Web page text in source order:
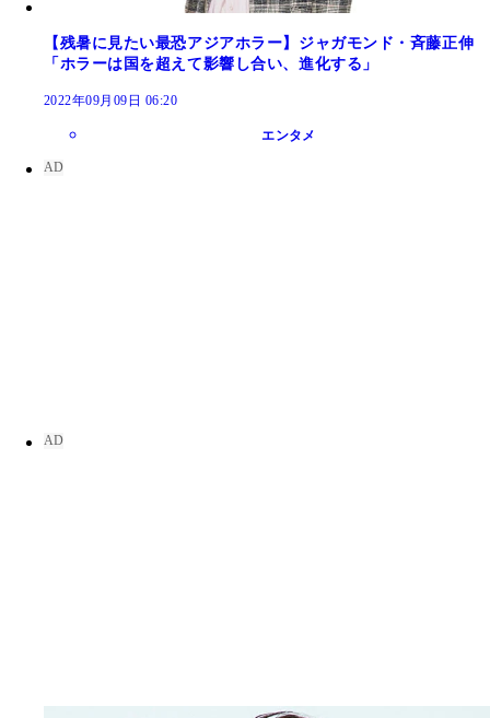
【残暑に見たい最恐アジアホラー】ジャガモンド・斉藤正伸
「ホラーは国を超えて影響し合い、進化する」
2022年09月09日 06:20
エンタメ